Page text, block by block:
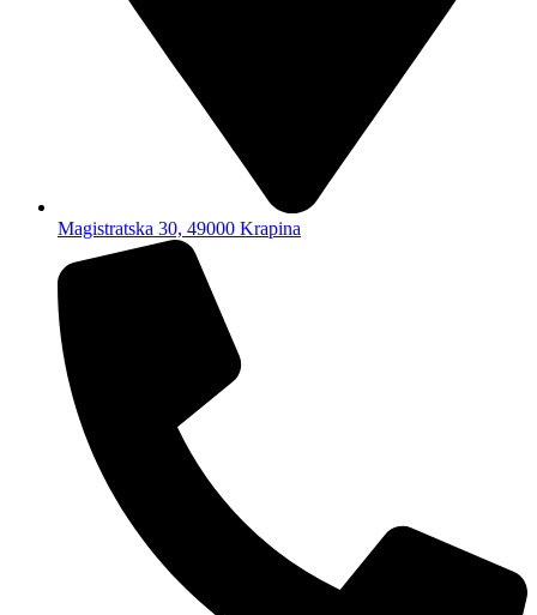
Magistratska 30, 49000 Krapina